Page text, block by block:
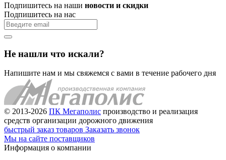
Подпишитесь на наши новости и скидки
Подпишитесь на нас
Не нашли что искали?
Напишите нам и мы свяжемся с вами в течение рабочего дня
© 2013-2026 ПК Мегаполис производство и реализация
средств организации дорожного движения
быстрый заказ товаров Заказать звонок
Мы на сайте поставщиков
Информация о компании